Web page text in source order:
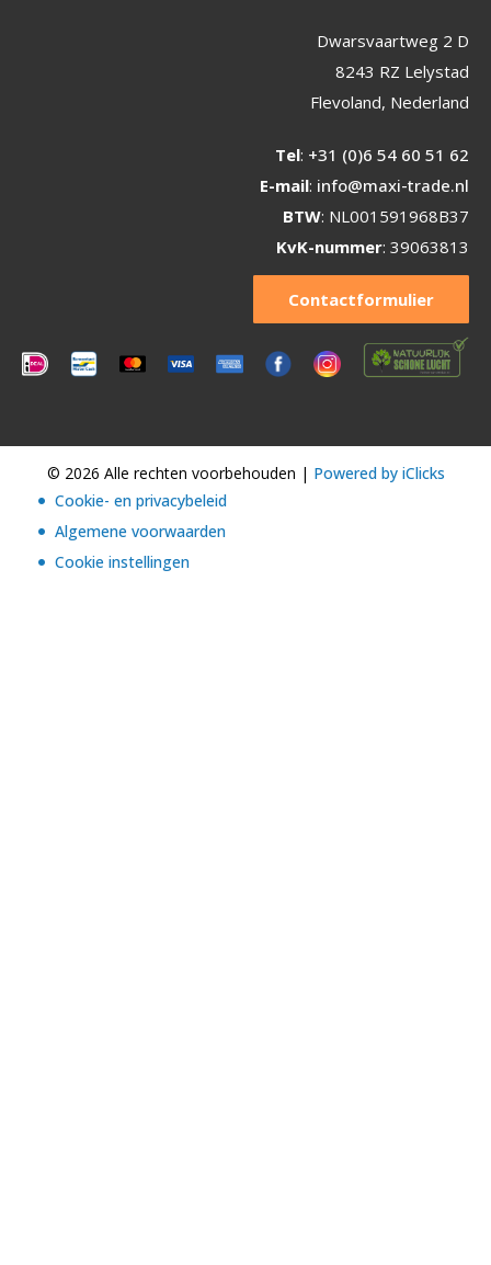
Dwarsvaartweg 2 D
8243 RZ Lelystad
Flevoland, Nederland
Tel: +31 (0)6 54 60 51 62
E-mail: info@maxi-trade.nl
BTW: NL001591968B37
KvK-nummer: 39063813
Contactformulier
© 2026 Alle rechten voorbehouden | Powered by iClicks
Cookie- en privacybeleid
Algemene voorwaarden
Cookie instellingen